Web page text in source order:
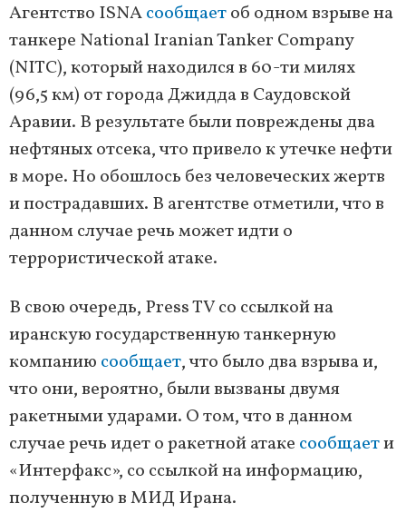
Агентство ISNAсообщаетоб одном взрыве на
танкере National Iranian Tanker Company
(NITC), который находился в 60-ти милях
(96,5 км) от города Джидда в Саудовской
Аравии. В результате были повреждены два
нефтяных отсека, что привело к утечке нефти
в море. Но обошлось без человеческих жертв
и пострадавших. В агентстве отметили, что в
данном случае речь может идти о
террористической атаке.
В свою очередь, Press TV со ссылкой на
иранскую государственную танкерную
компанию сообщает, что было два взрыва и,
что они, вероятно, были вызваны двумя
ракетными ударами. О том, что в данном
случае речь идет о ракетной атаке сообщаети
«Интерфакс», со ссылкой на информацию,
полученную в МИД Ирана.